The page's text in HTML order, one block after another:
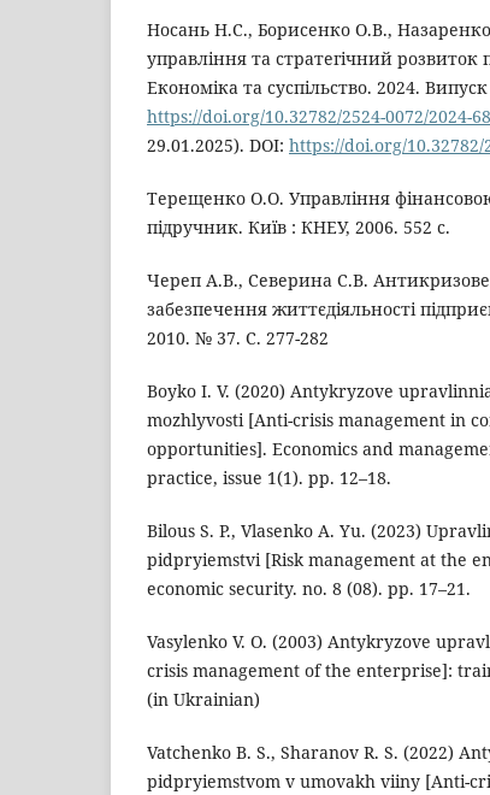
Носань Н.С., Борисенко О.В.,
управління та стратегічний розвиток
Економіка та суспільство. 2024.
https://doi.org/10.32782/2524-0072/2024-
29.01.2025). DOI: https://doi.org/10.32782/
Терещенко О.О. Управління
підручник. Київ : КНЕУ, 2006. 552 с.
Череп А.В., Северина С.В.
забезпечення життєдіяльності
2010. № 37. С. 277-282
Boyko I. V. (2020) Antykryzove
mozhlyvosti [Anti-crisis management in
opportunities]. Economics and
practice, issue 1(1). pp. 12–18.
Bilous S. P., Vlasenko A. Yu. (2023)
pidpryiemstvi [Risk management at the
economic security. no. 8 (08). pp. 17–21.
Vasylenko V. O. (2003) Antykryzove
crisis management of the enterprise]:
(in Ukrainian)
Vatchenko B. S., Sharanov R. S. (2022)
pidpryiemstvom v umovakh viiny [Anti-